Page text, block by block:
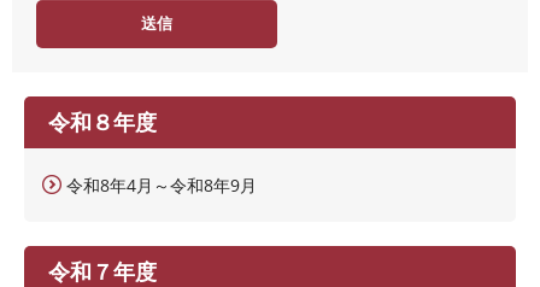
令和８年度
令和8年4月～令和8年9月
令和７年度